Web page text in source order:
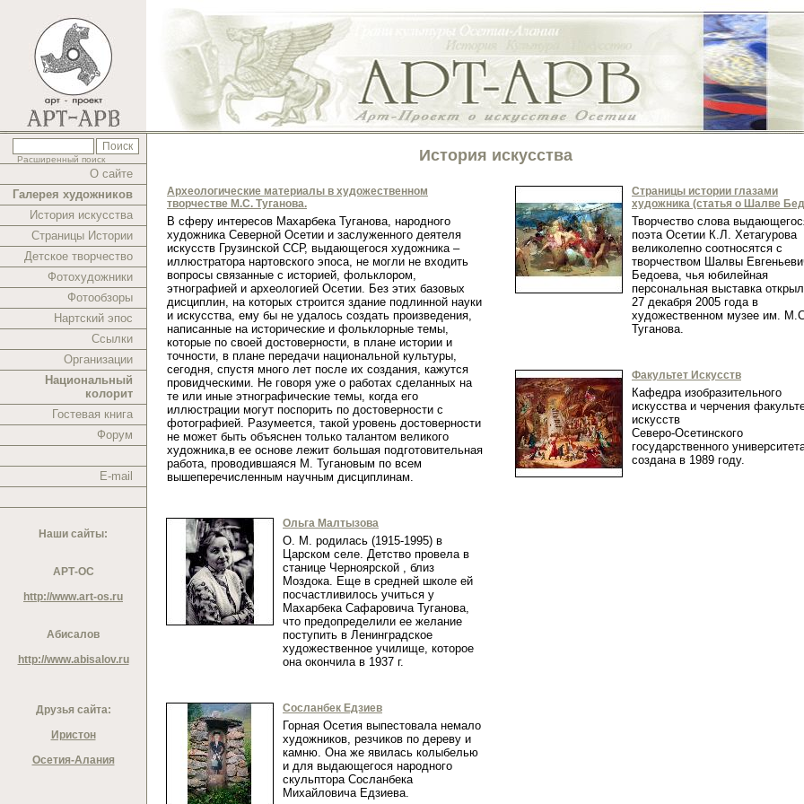
Расширенный поиск
О сайте
Галерея художников
История искусства
Страницы Истории
Детское творчество
Фотохудожники
Фотообзоры
Нартский эпос
Ссылки
Организации
Национальный
колорит
Гостевая книга
Форум
E-mail
Наши сайты:
АРТ-ОС
http://www.art-os.ru
Абисалов
http://www.abisalov.ru
Друзья сайта:
Иристон
Осетия-Алания
История искусства
Археологические материалы в художественном
творчестве М.С. Туганова.
В cферу интересов Махарбека Туганова, народного
художника Северной Осетии и заслуженного деятеля
искусств Грузинской ССР, выдающегося художника –
иллюстратора нартовского эпоса, не могли не входить
вопросы связанные с историей, фольклором,
этнографией и археологией Осетии. Без этих базовых
дисциплин, на которых строится здание подлинной науки
и искусства, ему бы не удалось создать произведения,
написанные на исторические и фольклорные темы,
которые по своей достоверности, в плане истории и
точности, в плане передачи национальной культуры,
сегодня, спустя много лет после их создания, кажутся
провидческими. Не говоря уже о работах сделанных на
те или иные этнографические темы, когда его
иллюстрации могут поспорить по достоверности с
фотографией. Разумеется, такой уровень достоверности
не может быть объяснен только талантом великого
художника,в ее основе лежит большая подготовительная
работа, проводившаяся М. Тугановым по всем
вышеперечисленным научным дисциплинам.
Ольга Малтызова
О. М. родилась (1915-1995) в
Царском селе. Детство провела в
станице Черноярской , близ
Моздока. Еще в средней школе ей
посчастливилось учиться у
Махарбека Сафаровича Туганова,
что предопределили ее желание
поступить в Ленинградское
художественное училище, которое
она окончила в 1937 г.
Сосланбек Едзиев
Горная Осетия выпестовала немало
художников, резчиков по дереву и
камню. Она же явилась колыбелью
и для выдающегося народного
скульптора Сосланбека
Михайловича Едзиева.
Страницы истории глазами
художника (статья о Шалве
Творчество слова
поэта Осетии К.Л. Хетагурова
великолепно соотносятся с
творчеством Шалвы
Бедоева, чья юбилейная
персональная выставка
27 декабря 2005 года в
художественном музее им.
Туганова.
Факультет Искусств
Кафедра изобразительного
искусства и черчения
искусств
Северо-Осетинского
государственного
создана в 1989 году.